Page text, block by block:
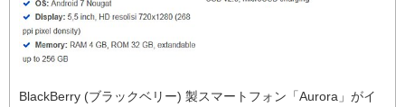
BlackBerry (ブラックベリー) 製スマートフォン「Aurora」がイ